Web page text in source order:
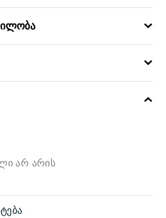
არ არის